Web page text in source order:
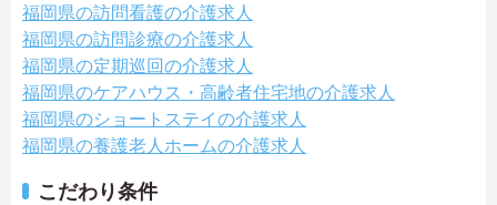
福岡県の訪問看護の介護求人
福岡県の訪問診療の介護求人
福岡県の定期巡回の介護求人
福岡県のケアハウス・高齢者住宅地の介護求人
福岡県のショートステイの介護求人
福岡県の養護老人ホームの介護求人
こだわり条件